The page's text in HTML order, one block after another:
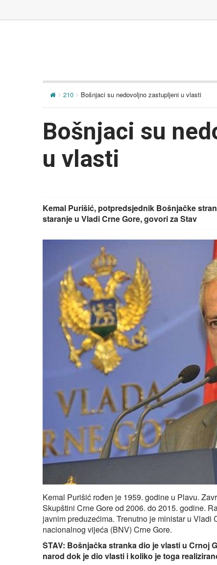
210 Bošnjaci su nedovoljno zastupljeni u vlasti
Bošnjaci su
u vlasti
Kemal Purišić, potpredsjednik Bošnjačke
staranje u Vladi Crne Gore, govori za Stav
Kemal Purišić rođen je 1959. godine u Plavu.
Skupštini Crne Gore od 2006. do 2015. godine.
javnim preduzećima. Trenutno je ministar u
nacionalnog vijeća (BNV) Crne Gore.
STAV: Bošnjačka stranka dio je vlasti u Crnoj
narod dok je dio vlasti i koliko je toga